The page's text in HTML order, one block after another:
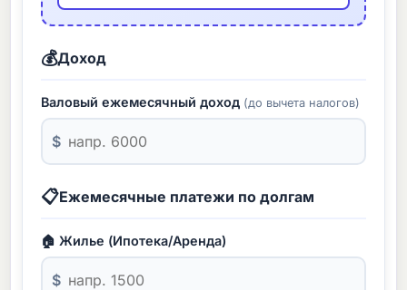
💰Доход
Валовый ежемесячный доход (до вычета налогов)
$
📋Ежемесячные платежи по долгам
🏠 Жилье (Ипотека/Аренда)
$